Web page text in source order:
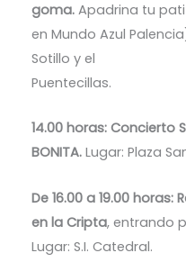
goma.Apadrina tu
en Mundo Azul
Sotillo y el
Puentecillas.
14.00 horas: Concierto
BONITA.Lugar: Plaza
De 16.00 a 19.00
en la Cripta, entrando
Lugar: S.I. Catedral.